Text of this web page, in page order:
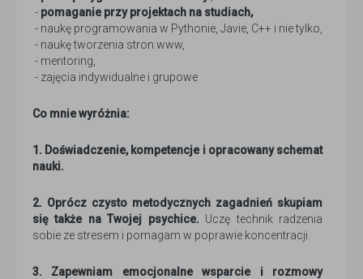
- pomaganie przy projektach na studiach,
- naukę programowania w Pythonie, Javie, C++ i nie tylko,
- naukę tworzenia stron www,
- mentoring,
- zajęcia indywidualne i grupowe
Co mnie wyróżnia:
1. Doświadczenie, kompetencje i opracowany schemat
nauki.
2. Oprócz czysto metodycznych zagadnień skupiam
się także na Twojej psychice. Uczę technik radzenia
sobie ze stresem i pomagam w poprawie koncentracji.
3. Zapewniam emocjonalne wsparcie i rozmowy